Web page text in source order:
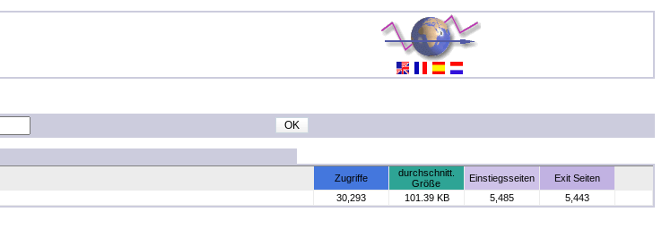
Zugriffe
durchschnitt.
Größe
Einstiegsseiten
Exit Seiten
30,293 101.39 KB 5,485 5,443